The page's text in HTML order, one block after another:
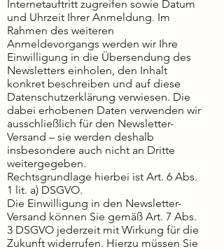
Internetauftritt zugreifen sowie Datum
und Uhrzeit Ihrer Anmeldung. Im
Rahmen des weiteren
Anmeldevorgangs werden wir Ihre
Einwilligung in die Übersendung des
Newsletters einholen, den Inhalt
konkret beschreiben und auf diese
Datenschutzerklärung verwiesen. Die
dabei erhobenen Daten verwenden wir
ausschließlich für den Newsletter-
Versand – sie werden deshalb
insbesondere auch nicht an Dritte
weitergegeben.
Rechtsgrundlage hierbei ist Art. 6 Abs.
1 lit. a) DSGVO.
Die Einwilligung in den Newsletter-
Versand können Sie gemäß Art. 7 Abs.
3 DSGVO jederzeit mit Wirkung für die
Zukunft widerrufen. Hierzu müssen Sie